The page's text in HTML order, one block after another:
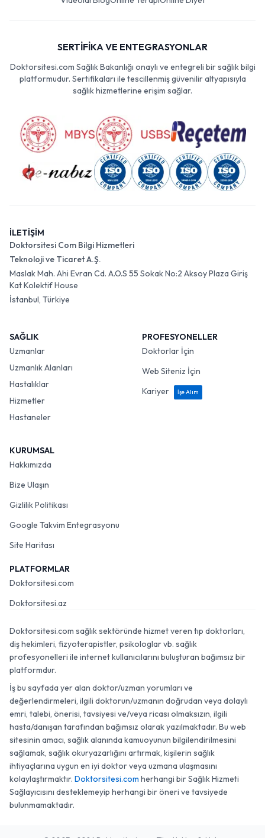
SERTİFİKA VE ENTEGRASYONLAR
Doktorsitesi.com Sağlık Bakanlığı onaylı ve entegreli bir sağlık bilgi
platformudur. Sertifikaları ile tescillenmiş güvenilir altyapısıyla
sağlık hizmetlerine erişim sağlar.
İLETİŞİM
Doktorsitesi Com Bilgi Hizmetleri
Teknoloji ve Ticaret A.Ş.
Maslak Mah. Ahi Evran Cd. A.O.S 55 Sokak No:2 Aksoy Plaza Giriş
Kat Kolektif House
İstanbul, Türkiye
SAĞLIK
Uzmanlar
Uzmanlık Alanları
Hastalıklar
Hizmetler
Hastaneler
PROFESYONELLER
Doktorlar İçin
Web Siteniz İçin
Kariyer
İşe Alım
KURUMSAL
Hakkımızda
Bize Ulaşın
Gizlilik Politikası
Google Takvim Entegrasyonu
Site Haritası
PLATFORMLAR
Doktorsitesi.com
Doktorsitesi.az
Doktorsitesi.com sağlık sektöründe hizmet veren tıp doktorları,
diş hekimleri, fizyoterapistler, psikologlar vb. sağlık
profesyonelleri ile internet kullanıcılarını buluşturan bağımsız bir
platformdur.
İş bu sayfada yer alan doktor/uzman yorumları ve
değerlendirmeleri, ilgili doktorun/uzmanın doğrudan veya dolaylı
emri, talebi, önerisi, tavsiyesi ve/veya ricası olmaksızın, ilgili
hasta/danışan tarafından bağımsız olarak yazılmaktadır. Bu web
sitesinin amacı, sağlık alanında kamuoyunun bilgilendirilmesini
sağlamak, sağlık okuryazarlığını artırmak, kişilerin sağlık
ihtiyaçlarına uygun en iyi doktor veya uzmana ulaşmasını
kolaylaştırmaktır. Doktorsitesi.com herhangi bir Sağlık Hizmeti
Sağlayıcısını desteklemeyip herhangi bir öneri ve tavsiyede
bulunmamaktadır.